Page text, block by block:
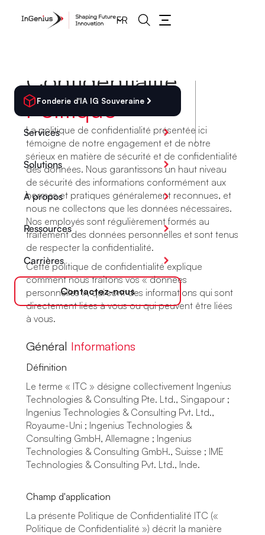
FR
Fonderie d'IA IG Souveraine
Services
Solutions
À propos
Ressources
Carrières
Contactez-nous
Confidentialité
Politique
La politique de confidentialité présentée ici
témoigne de notre engagement et de notre
sérieux en matière de sécurité et de confidentialité
des données. Nous garantissons un haut niveau
de sécurité des informations conformément aux
normes et pratiques généralement reconnues, et
nous ne collectons que les données nécessaires.
Nos employés sont régulièrement formés au
traitement des données personnelles et sont tenus
de respecter la confidentialité.
Cette politique de confidentialité explique
comment nous traitons vos « données
personnelles », qui sont des informations qui sont
directement liées à vous ou qui peuvent être liées
à vous.
Général Informations
Définition
Le terme « ITC » désigne collectivement Ingenius
Technologies & Consulting Pte. Ltd., Singapour ;
Ingenius Technologies & Consulting Pvt. Ltd.,
Royaume-Uni ; Ingenius Technologies &
Consulting GmbH, Allemagne ; Ingenius
Technologies & Consulting GmbH., Suisse ; IME
Technologies & Consulting Pvt. Ltd., Inde.
Champ d'application
La présente Politique de Confidentialité ITC («
Politique de Confidentialité ») décrit la manière